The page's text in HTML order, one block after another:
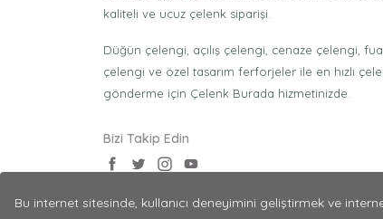
kaliteli ve ucuz çelenk siparişi.
Düğün çelengi, açılış çelengi, cenaze çelengi,
çelengi ve özel tasarım ferforjeler ile en hızlı
gönderme için Çelenk Burada hizmetinizde.
Bizi Takip Edin
Bu internet sitesinde, kullanıcı deneyimini geliştirmek ve